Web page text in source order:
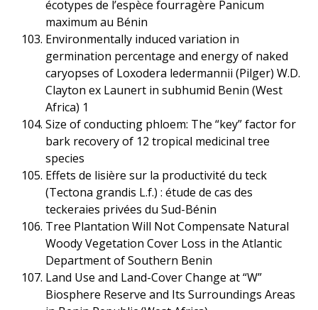
écotypes de l’espèce fourragère Panicum
maximum au Bénin
Environmentally induced variation in
germination percentage and energy of naked
caryopses of Loxodera ledermannii (Pilger) W.D.
Clayton ex Launert in subhumid Benin (West
Africa) 1
Size of conducting phloem: The “key” factor for
bark recovery of 12 tropical medicinal tree
species
Effets de lisière sur la productivité du teck
(Tectona grandis L.f.) : étude de cas des
teckeraies privées du Sud-Bénin
Tree Plantation Will Not Compensate Natural
Woody Vegetation Cover Loss in the Atlantic
Department of Southern Benin
Land Use and Land-Cover Change at “W”
Biosphere Reserve and Its Surroundings Areas